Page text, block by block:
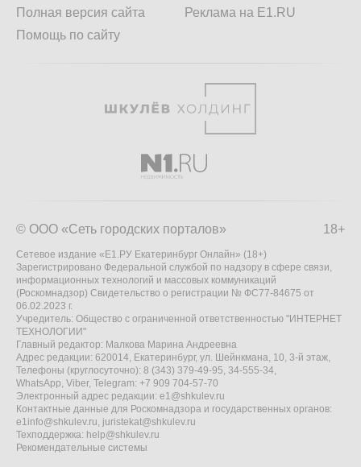
Полная версия сайта
Помощь по сайту
Реклама на E1.RU
18+
© ООО «Сеть городских порталов»
Сетевое издание «Е1.РУ Екатеринбург Онлайн» (18+)
Зарегистрировано Федеральной службой по надзору в сфере связи,
информационных технологий и массовых коммуникаций
(Роскомнадзор) Свидетельство о регистрации № ФС77-84675 от
06.02.2023 г.
Учредитель: Общество с ограниченной ответственностью "ИНТЕРНЕТ
ТЕХНОЛОГИИ"
Главный редактор: Малкова Марина Андреевна
Адрес редакции: 620014, Екатеринбург, ул. Шейнкмана, 10, 3-й этаж,
Телефоны (круглосуточно): 8 (343) 379-49-95, 34-555-34,
WhatsApp, Viber, Telegram: +7 909 704-57-70
Электронный адрес редакции: e1@shkulev.ru
Контактные данные для Роскомнадзора и государственных органов:
e1info@shkulev.ru, juristekat@shkulev.ru
Техподдержка: help@shkulev.ru
Рекомендательные системы